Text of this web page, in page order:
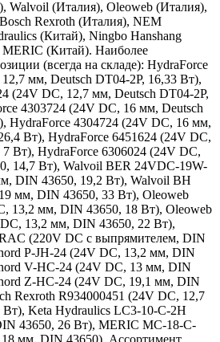
(Италия), Oleoweb (Италия),
Rexroth (Италия), NEM
(Китай), Ningbo Hanshang
(Китай). Наиболее
(всегда на складе): HydraForce
мм, Deutsch DT04-2P, 16,33 Вт),
(24V DC, 12,7 мм, Deutsch DT04-2P,
4303724 (24V DC, 16 мм, Deutsch
HydraForce 4304724 (24V DC, 16 мм,
Вт), HydraForce 6451624 (24V DC,
Вт), HydraForce 6306024 (24V DC,
14,7 Вт), Walvoil BER 24VDC-19W-
DIN 43650, 19,2 Вт), Walvoil BH
мм, DIN 43650, 33 Вт), Oleoweb
13,2 мм, DIN 43650, 18 Вт), Oleoweb
13,2 мм, DIN 43650, 22 Вт),
(220V DC с выпрямителем, DIN
P-JH-24 (24V DC, 13,2 мм, DIN
V-HC-24 (24V DC, 13 мм, DIN
Z-HC-24 (24V DC, 19,1 мм, DIN
Rexroth R934000451 (24V DC, 12,7
Keta Hydraulics LC3-10-C-2H
43650, 26 Вт), MERIC MC-18-C-
мм, DIN 43650). Ассортимент